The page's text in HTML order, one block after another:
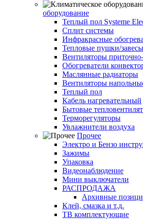
оборудование
Теплый пол Systeme
Сплит системы
Инфракрасные
Тепловые пушки/завесы
Вентиляторы
Обогреватели
Маслянные радиаторы
Вентиляторы
Теплый пол
Кабель нагревательный
Бытовые
Терморегуляторы
Увлажнители воздуха
Прочее
Электро и Бензо
Зажимы
Упаковка
Видеонаблюдение
Мини выключатели
РАСПРОДАЖА
Архивные
Клей, смазка и т.д.
ТВ комплектующие